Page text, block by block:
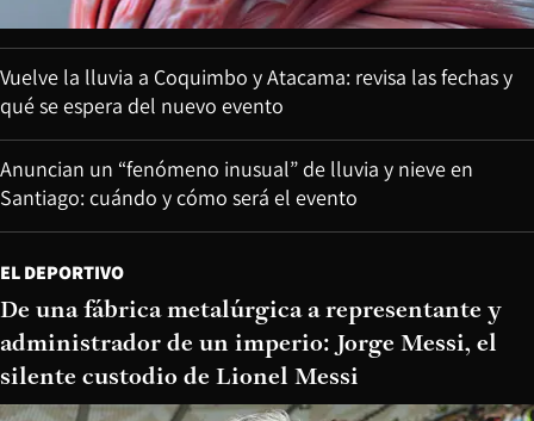
Vuelve la lluvia a Coquimbo y Atacama: revisa las fechas y
qué se espera del nuevo evento
Anuncian un “fenómeno inusual” de lluvia y nieve en
Santiago: cuándo y cómo será el evento
EL DEPORTIVO
De una fábrica metalúrgica a representante y
administrador de un imperio: Jorge Messi, el
silente custodio de Lionel Messi